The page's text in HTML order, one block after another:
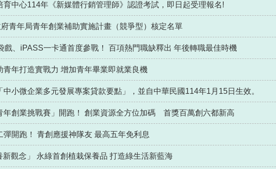
育中心114年《新媒體行銷管理師》認證考試，即日起受理報名!
府青年局青年創業補助實施計畫（競爭型）核定名單
戲、iPASS一卡通首度參戰！ 百項熱門職缺釋出 年後轉職最佳時機
青年打造實戰力 增加青年畢業即就業良機
中小微企業多元發展專案貸款要點」，並自中華民國114年1月15日生效。
年創業挑戰賽」開跑！ 創業資源全方位加碼 首獎百萬創六都新高
彈開跑！ 青創應援神隊友 最高五年免利息
新觀念」 永綠首創植栽保養品 打造綠生活新藍海